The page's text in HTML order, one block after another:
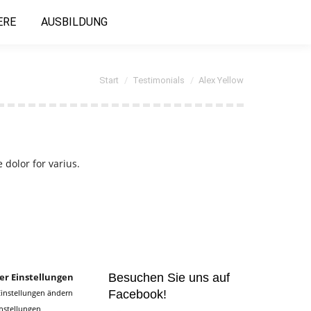
AUSBILDUNG
Sie befinden sich hier:
Start Testimonials Alex Yellow
dolor for varius.
Einstellungen
ändern
Besuchen Sie uns auf
Facebook!